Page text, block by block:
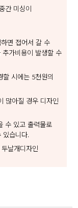
간 미싱이
면 접어서 갈 수
가비용이 발생할 수
시에는 5천원의
많아질 경우 디자인
수 있고 출력물로
있습니다.
날개디자인